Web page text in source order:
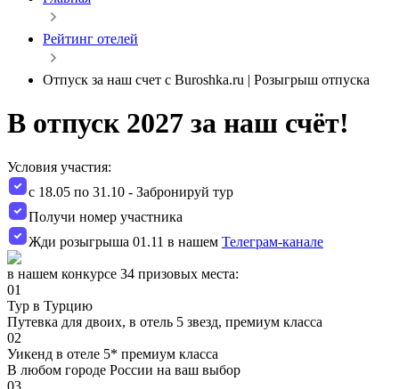
Рейтинг отелей
Отпуск за наш счет c Buroshka.ru | Розыгрыш отпуска
В отпуск 2027 за наш счёт!
Условия участия:
с 18.05 по 31.10 - Забронируй тур
Получи номер участника
Жди розыгрыша 01.11 в нашем Телеграм-канале
в нашем конкурсе 34 призовых места:
01
Тур в Турцию
Путевка для двоих, в отель 5 звезд, премиум класса
02
Уикенд в отеле 5* премиум класса
В любом городе России на ваш выбор
03